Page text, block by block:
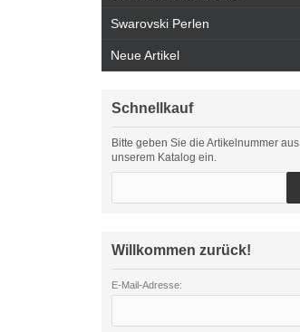
Swarovski Perlen
Neue Artikel
Schnellkauf
Bitte geben Sie die Artikelnummer aus
unserem Katalog ein.
Willkommen zurück!
E-Mail-Adresse: